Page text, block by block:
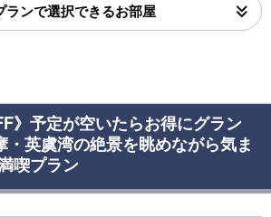
ランで選択できるお部屋
》予定が空いたらお得にグラン
・英虞湾の絶景を眺めながら気ま
喫プラン